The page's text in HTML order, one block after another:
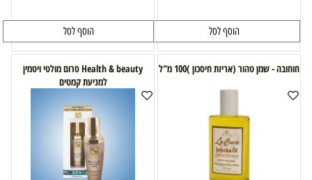
הוסף לסל הוסף לסל
חוחובה - שמן טהור (אריזת חיסכון )100 מ"ל
Health & beauty סרום מולטי ויטמין
למניעת קמטים